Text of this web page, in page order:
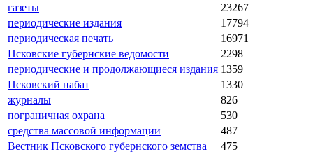
газеты
23267
периодические издания
17794
периодическая печать
16971
Псковские губернские ведомости
2298
периодические и продолжающиеся издания 1359
Псковский набат
1330
журналы
826
пограничная охрана
530
средства массовой информации
487
Вестник Псковского губернского земства
475